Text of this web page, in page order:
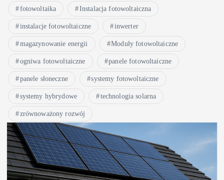
fotowoltaika Instalacja fotowoltaiczna
instalacje fotowoltaiczne inwerter
magazynowanie energii Moduły fotowoltaiczne
ogniwa fotowoltaiczne panele fotowoltaiczne
panele słoneczne systemy fotowoltaiczne
systemy hybrydowe technologia solarna
zrównoważony rozwój